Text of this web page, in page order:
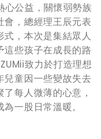
心公益，關懷弱勢族
會，總經理王辰元表
，本次是集結眾人
這些孩子在成長的路
致力於打造理想
兒童因一些變故失去
每人微薄的心意，
一股日常溫暖。